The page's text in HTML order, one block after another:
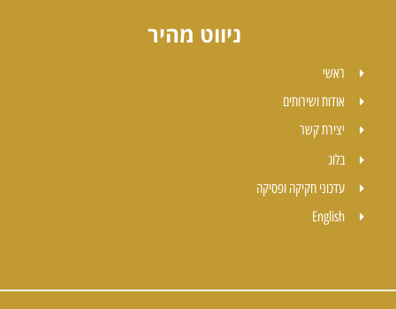
ניווט מהיר
ראשי
אודות ושירותים
יצירת קשר
בלוג
עדכוני חקיקה ופסיקה
English